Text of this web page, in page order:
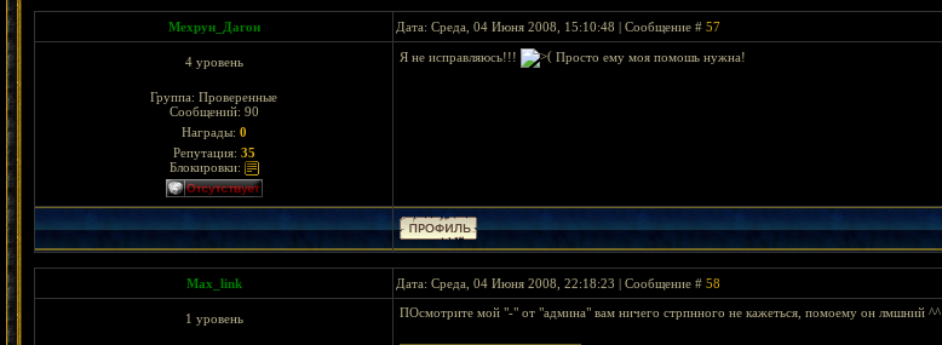
Мехрун_Дагон Дата: Среда, 04 Июня 2008, 15:10:48 | Сообщение # 57
4 уровень
Группа: Проверенные
Сообщений: 90
Награды: 0
Репутация: 35
Блокировки:
Я не исправляюсь!!! Просто ему моя помошь нужна!
Max_link Дата: Среда, 04 Июня 2008, 22:18:23 | Сообщение # 58
1 уровень ПОсмотрите мой "-" от "админа" вам ничего стрпнного не кажеться, помоему он лмшний ^^